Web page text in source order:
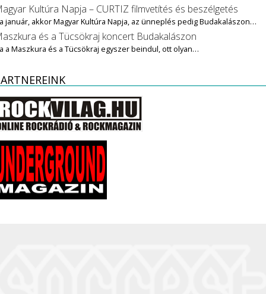
Kultúra Napja – CURTIZ filmvetítés és beszélgetés
január, akkor Magyar Kultúra Napja, az ünneplés pedig Budakalászon…
és a Tücsökraj koncert Budakalászon
a Maszkura és a Tücsökraj egyszer beindul, ott olyan…